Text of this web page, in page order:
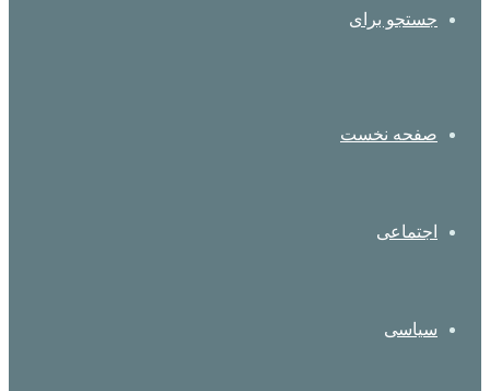
جستجو برای
صفحه نخست
اجتماعی
سیاسی